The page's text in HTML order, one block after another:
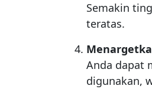
Semakin
teratas.
Anda dapat
digunakan,